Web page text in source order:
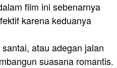
film ini sebenarnya
karena keduanya
atau adegan jalan
suasana romantis.